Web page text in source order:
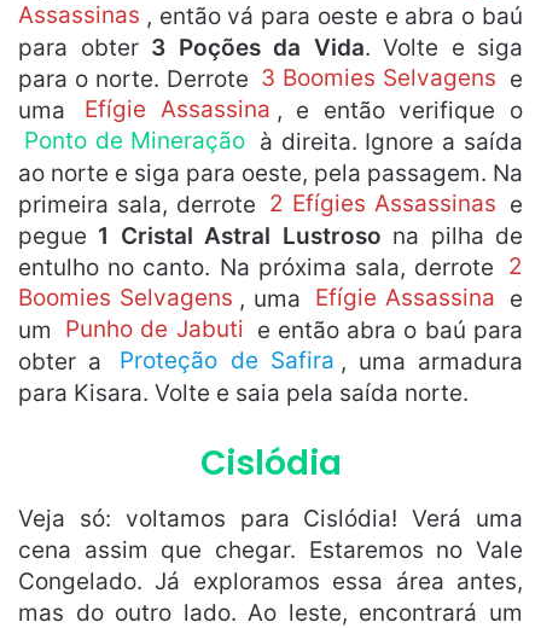
Assassinas , então vá para oeste e abra o baú
para obter 3 Poções da Vida. Volte e siga
para o norte. Derrote 3 Boomies Selvagens e
uma
Efígie Assassina , e então verifique o
Ponto de Mineração à direita. Ignore a saída
ao norte e siga para oeste, pela passagem. Na
primeira sala, derrote 2 Efígies Assassinas e
pegue 1 Cristal Astral Lustroso na pilha de
entulho no canto. Na próxima sala, derrote
2
Boomies Selvagens , uma Efígie Assassina
e
um
Punho de Jabuti e então abra o baú para
obter a
Proteção de Safira , uma armadura
para Kisara. Volte e saia pela saída norte.
Cislódia
Veja só: voltamos para Cislódia! Verá uma
cena assim que chegar. Estaremos no Vale
Congelado. Já exploramos essa área antes,
mas do outro lado. Ao leste, encontrará um